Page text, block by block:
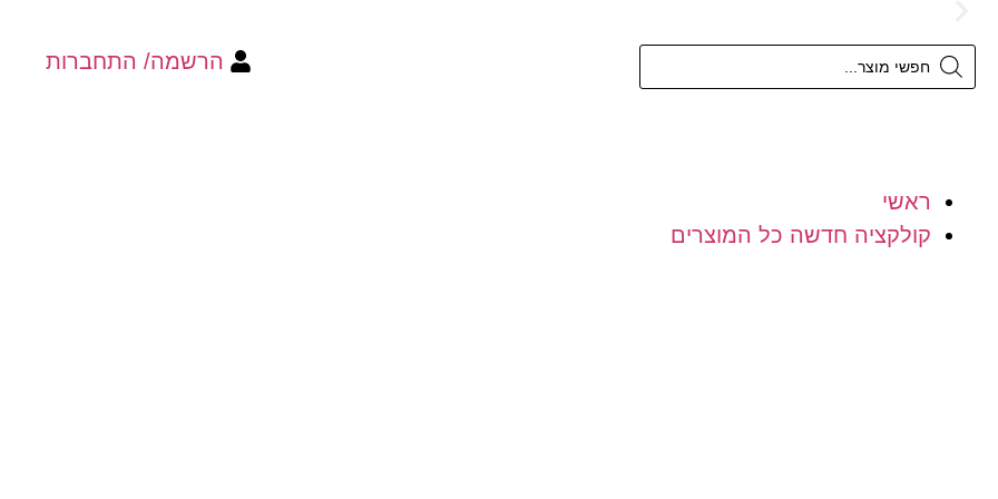
משלוח חינם מעל 300 ש"ח
הרשמה/ התחברות
ראשי
קולקציה חדשה כל המוצרים